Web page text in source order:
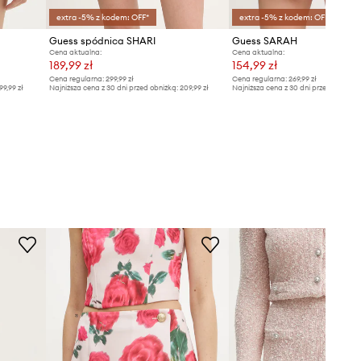
zł
extra -5% z kodem: OFF*
Guess spódnica SHARI
Cena aktualna:
189,99 zł
Cena regularna:299,99 zł
Najniższa cena z 30 dni przed obniżką:209,99 zł
extra -5% z kodem: OFF*
Guess SARAH
Cena aktualna:
154,99 zł
Cena regularna: 269,99 zł
Najniższa cena z 30 dni przed obniżką: